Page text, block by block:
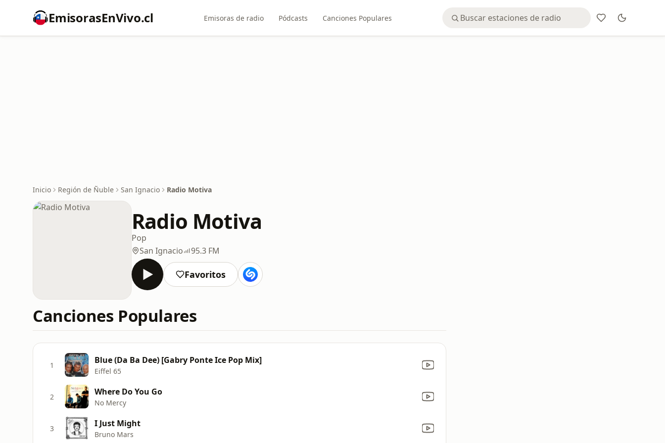
EmisorasEnVivo.cl Emisoras de radio Pódcasts Canciones Populares
Inicio Región de Ñuble San Ignacio Radio Motiva
Radio Motiva
Pop
San Ignacio
95.3 FM
Favoritos
Canciones Populares
1 Blue (Da Ba Dee) [Gabry Ponte Ice Pop Mix]
Eiffel 65
2 Where Do You Go
No Mercy
3 I Just Might
Bruno Mars